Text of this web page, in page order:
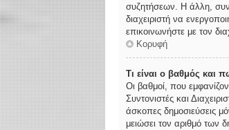
συζητήσεων. Η άλλη,
διαχειριστή να
επικοινωνήστε με τον
Κορυφή
Τι είναι ο βαθμός και
Οι βαθμοί, που
Συντονιστές και
άσκοπες δημοσιεύσεις
μειώσει τον αριθμό των